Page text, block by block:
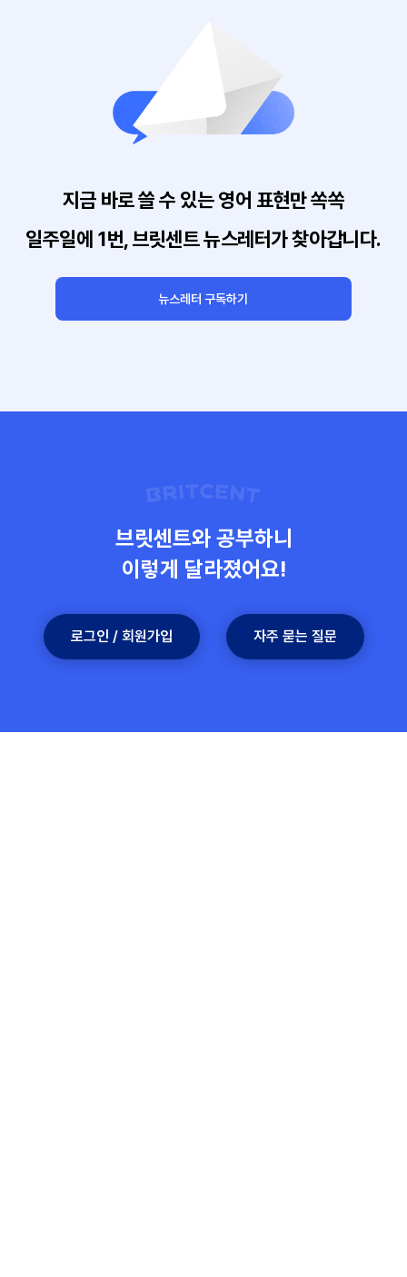
지금 바로 쓸 수 있는 영어 표현만 쏙쏙
일주일에 1번, 브릿센트 뉴스레터가 찾아갑니다.
뉴스레터 구독하기
로그인 / 회원가입 자주 묻는 질문